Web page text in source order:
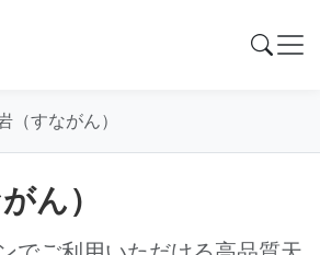
（すながん）
ん）